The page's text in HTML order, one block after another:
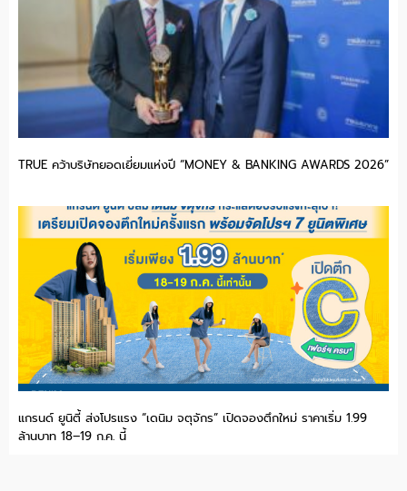
TRUE คว้าบริษัทยอดเยี่ยมแห่งปี “MONEY & BANKING AWARDS 2026”
แกรนด์ ยูนิตี้ ส่งโปรแรง “เดนิม จตุจักร” เปิดจองตึกใหม่ ราคาเริ่ม 1.99
ล้านบาท 18–19 ก.ค. นี้